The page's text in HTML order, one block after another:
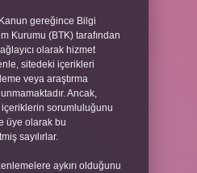
gereğince Bilgi
Kurumu (BTK) tarafından
olarak hizmet
sitedeki içerikleri
veya araştırma
Ancak,
içeriklerin sorumluluğunu
üye olarak bu
sayılırlar.
aykırı olduğunu